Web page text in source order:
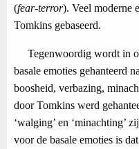
(fear-terror). Veel moderne
Tomkins gebaseerd.
Tegenwoordig wordt in
basale emoties gehanteerd
boosheid, verbazing,
door Tomkins werd
‘walging’ en ‘minachting’
voor de basale emoties is